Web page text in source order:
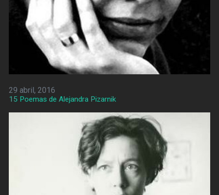
29 abril, 2016
15 Poemas de Alejandra Pizarnik